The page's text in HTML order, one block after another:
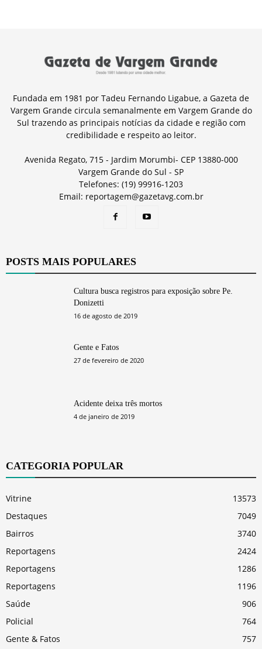
Fundada em 1981 por Tadeu Fernando Ligabue, a Gazeta de
Vargem Grande circula semanalmente em Vargem Grande do
Sul trazendo as principais notícias da cidade e região com
credibilidade e respeito ao leitor.
Avenida Regato, 715 - Jardim Morumbi- CEP 13880-000
Vargem Grande do Sul - SP
Telefones: (19) 99916-1203
Email: reportagem@gazetavg.com.br
POSTS MAIS POPULARES
Cultura busca registros para exposição sobre Pe.
Donizetti
16 de agosto de 2019
Gente e Fatos
27 de fevereiro de 2020
Acidente deixa três mortos
4 de janeiro de 2019
CATEGORIA POPULAR
Vitrine
13573
Destaques
7049
Bairros
3740
Reportagens
2424
Reportagens
1286
Reportagens
1196
Saúde
906
Policial
764
Gente & Fatos
757